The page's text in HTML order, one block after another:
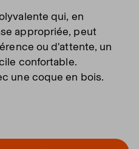
qui, en
appropriée, peut
ou d'attente, un
confortable.
une coque en bois.